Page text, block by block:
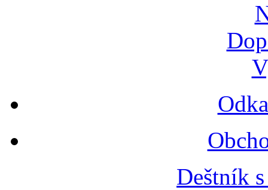
Deštník